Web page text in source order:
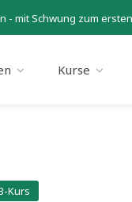
- mit Schwung zum
Kurse
Kurs